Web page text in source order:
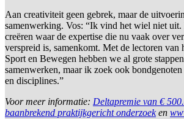
Aan creativiteit geen gebrek, maar de
samenwerking. Vos: “Ik vind het wiel niet
creëren waar de expertise die nu vaak over
verspreid is, samenkomt. Met de lectoren van
Sport en Bewegen hebben we al grote
samenwerken, maar ik zoek ook
en disciplines.”
Voor meer informatie: Deltapremie van €
baanbrekend praktijkgericht onderzoeken